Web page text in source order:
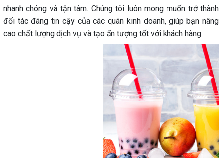
nhanh chóng và tận tâm. Chúng tôi luôn mong muốn trở thành
đối tác đáng tin cậy của các quán kinh doanh, giúp bạn nâng
cao chất lượng dịch vụ và tạo ấn tượng tốt với khách hàng.